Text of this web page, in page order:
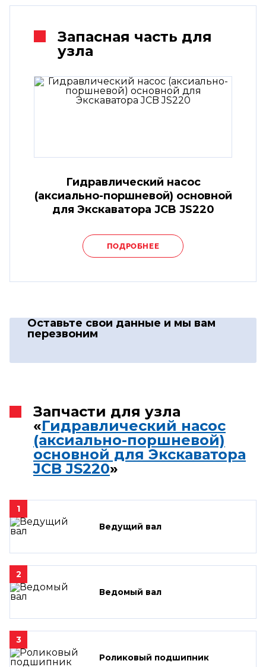
Запасная часть для
узла
Гидравлический насос
(аксиально-поршневой) основной
для Экскаватора JCB JS220
ПОДРОБНЕЕ
Оставьте свои данные и мы вам
перезвоним
Запчасти для узла
«Гидравлический насос
(аксиально-поршневой)
основной для Экскаватора
JCB JS220»
1
Ведущий вал
2
Ведомый вал
3
Роликовый подшипник